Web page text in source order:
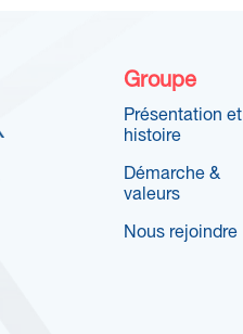
Groupe
Présentation et
histoire
Démarche &
valeurs
Nous rejoindre